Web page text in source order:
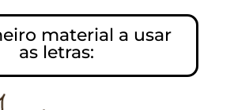
material a usar
as letras: